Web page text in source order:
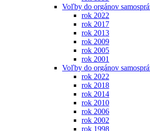
Voľby do orgánov
rok 2022
rok 2017
rok 2013
rok 2009
rok 2005
rok 2001
Voľby do orgánov
rok 2022
rok 2018
rok 2014
rok 2010
rok 2006
rok 2002
rok 1998